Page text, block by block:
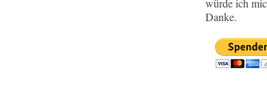
würde ich
Danke.